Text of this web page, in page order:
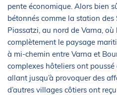
pente économique. Alors bien
bétonnés comme la station des
Piassatzi, au nord de Varna,
complètement le paysage
à mi-chemin entre Varna et
complexes hôteliers ont
allant jusqu’à provoquer des
d’autres villages côtiers ont